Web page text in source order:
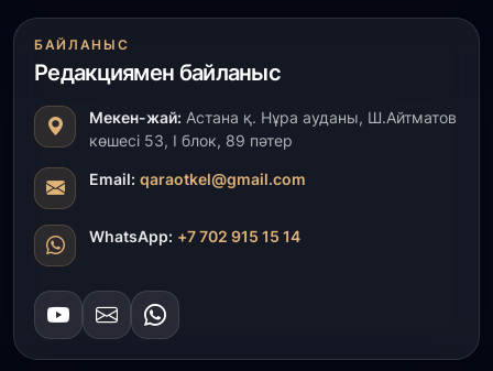
Ақмола облысындағы кездесуде кәсіпкерлер мен
ұстаздар «Әділет» партиясына өз ұсыныстарын
айтты
31 шілде, 2026
ҚР Президенті Орталық Азия елдеріне
ұзақмерзімді ынтымақтастық жоспарын әзірлеуді
ұсынды
31 шілде, 2026
«Ауыл аманаты»: Түркістанда 30,2 млрд теңгеге
4 223 жоба қаржыландырылды
БАЙЛАНЫС
Редакциямен байланыс
Мекен-жай: Астана қ. Нұра ауданы, Ш.Айтматов
көшесі 53, І блок, 89 пәтер
Email: qaraotkel@gmail.com
WhatsApp: +7 702 915 15 14